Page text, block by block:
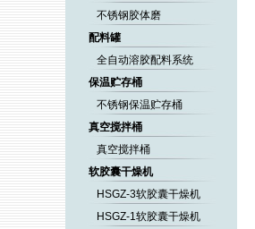
不锈钢胶体磨
配料罐
全自动溶胶配料系统
保温贮存桶
不锈钢保温贮存桶
真空搅拌桶
真空搅拌桶
软胶囊干燥机
HSGZ-3软胶囊干燥机
HSGZ-1软胶囊干燥机